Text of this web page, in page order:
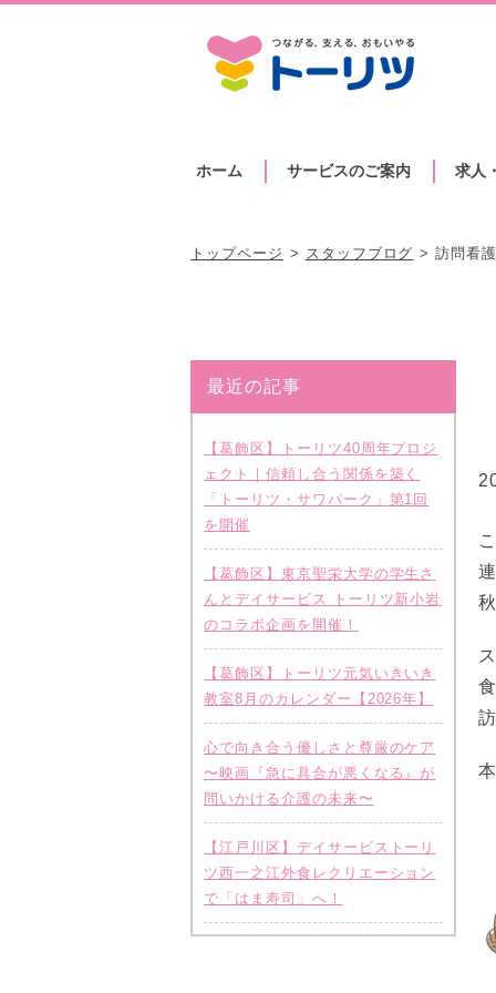
ホーム サービスのご案内 求人
トップページ スタッフブログ 訪問看
最近の記事
【葛飾区】トーリツ40周年プロジ
ェクト｜信頼し合う関係を築く
「トーリツ・サワパーク」第1回
を開催
【葛飾区】東京聖栄大学の学生さ
んとデイサービス トーリツ新小岩
のコラボ企画を開催！
【葛飾区】トーリツ元気いきいき
教室8月のカレンダー【2026年】
心で向き合う優しさと尊厳のケア
〜映画『急に具合が悪くなる』が
問いかける介護の未来〜
【江戸川区】デイサービストーリ
ツ西一之江外食レクリエーション
で「はま寿司」へ！